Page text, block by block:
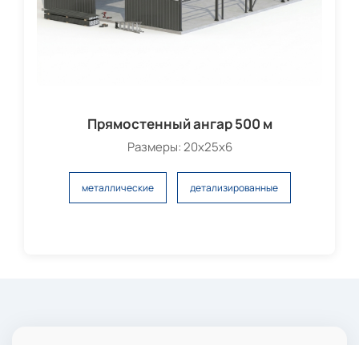
Прямостенный ангар 500 м
Размеры: 20x25x6
металлические детализированные